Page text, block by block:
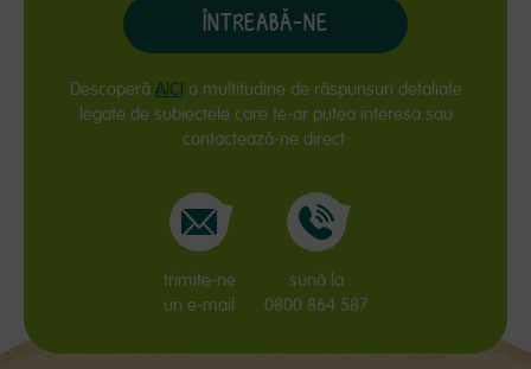
ÎNTREABĂ-NE
Descoperă AICI o multitudine de răspunsuri detaliate
legate de subiectele care te-ar putea interesa sau
contactează-ne direct:
trimite-ne
un e-mail
sună la
0800 864 587